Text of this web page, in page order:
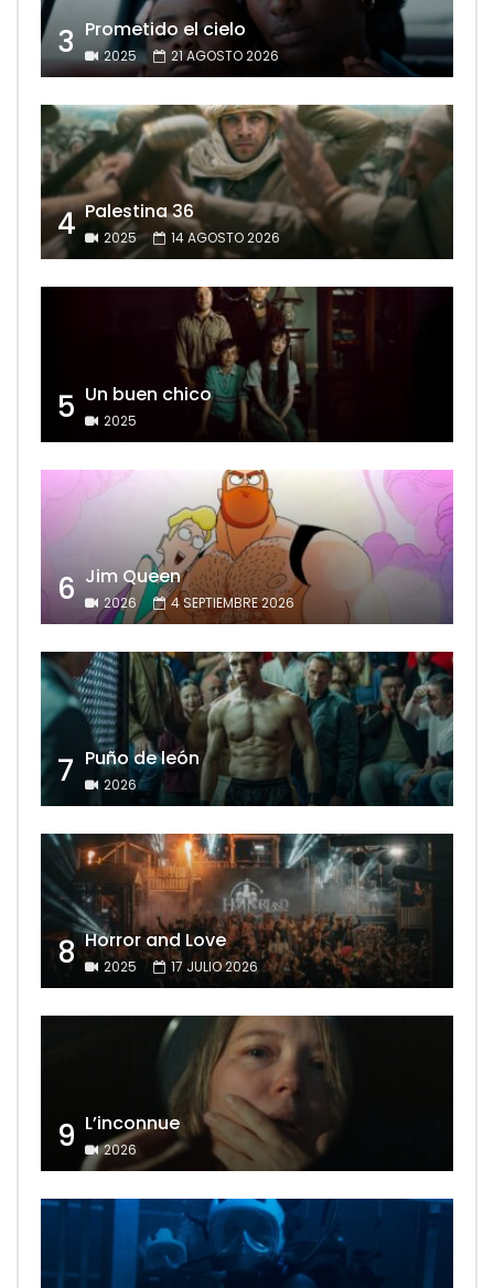
3 Prometido el cielo
2025 21 AGOSTO 2026
4 Palestina 36
2025 14 AGOSTO 2026
5 Un buen chico
2025
6 Jim Queen
2026 4 SEPTIEMBRE 2026
7 Puño de león
2026
8 Horror and Love
2025 17 JULIO 2026
9 L’inconnue
2026